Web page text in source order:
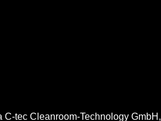
tec Cleanroom-Technology GmbH,